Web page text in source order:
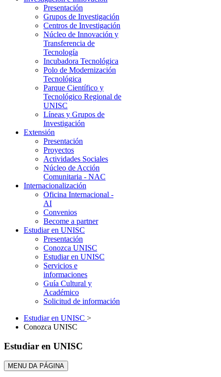
Presentación
Grupos de Investigación
Centros de Investigación
Núcleo de Innovación y
Transferencia de
Tecnología
Incubadora Tecnológica
Polo de Modernización
Tecnológica
Parque Científico y
Tecnológico Regional de
UNISC
Líneas y Grupos de
Investigación
Extensión
Presentación
Proyectos
Actividades Sociales
Núcleo de Acción
Comunitaria - NAC
Internacionalización
Oficina Internacional -
AI
Convenios
Become a partner
Estudiar en UNISC
Presentación
Conozca UNISC
Estudiar en UNISC
Servicios e
informaciones
Guía Cultural y
Académico
Solicitud de información
Estudiar en UNISC >
Conozca UNISC
Estudiar en UNISC
MENU DA PÁGINA